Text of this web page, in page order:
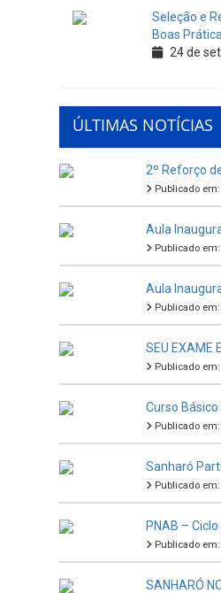
Seleção e
Boas
24 de
ÚLTIMAS NOTÍCIAS
2º Reforço
Publicado
Aula
Publicado
Aula
Publicado
SEU EXAME
Publicado
Curso
Publicado
Sanharó
Publicado em:
PNAB – Ciclo II
Publicado
SANHARÓ